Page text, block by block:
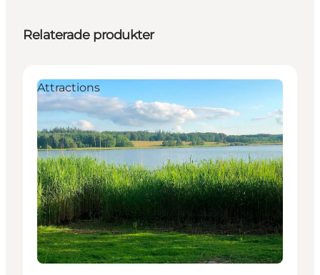
Relaterade produkter
Attractions